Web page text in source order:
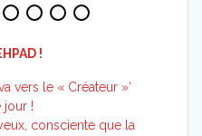
!
vers le « Créateur »‘
jour !
consciente que la